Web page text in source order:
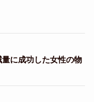
に成功した女性の物